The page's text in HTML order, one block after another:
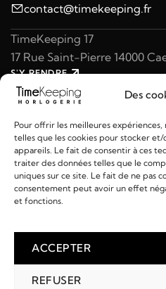
Des
Pour offrir les meilleures expériences,
telles que les cookies pour stocker
appareils. Le fait de consentir à ces
traiter des données telles que le
uniques sur ce site. Le fait de ne pas
consentement peut avoir un effet
et fonctions.
ACCEPTER
REFUSER
contact@timekeeping.fr
TimeKeeping 17
17 Rue Saint-Pierre 14000
S'Y RENDRE
02 31 47 49 97
contact@timekeeping.fr
Liens utiles
2026 © TIMEKEEPING - Réalisé par